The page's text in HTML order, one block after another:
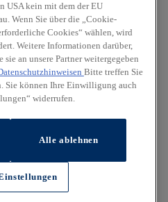
USA kein mit dem der EU
Wenn Sie über die „Cookie-
Cookies“ wählen, wird
Weitere Informationen darüber,
an unsere Partner weitergegeben
Bitte treffen Sie
können Ihre Einwilligung auch
widerrufen.
Alle ablehnen